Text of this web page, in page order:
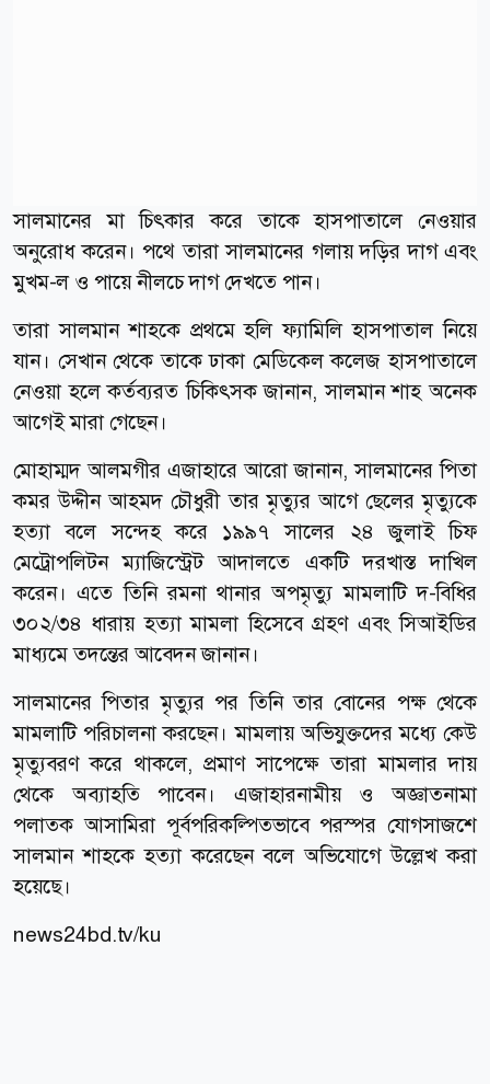
সালমানের মা চিৎকার করে তাকে হাসপাতালে নেওয়ার
অনুরোধ করেন। পথে তারা সালমানের গলায় দড়ির দাগ এবং
মুখম-ল ও পায়ে নীলচে দাগ দেখতে পান।
তারা সালমান শাহকে প্রথমে হলি ফ্যামিলি হাসপাতাল নিয়ে
যান। সেখান থেকে তাকে ঢাকা মেডিকেল কলেজ হাসপাতালে
নেওয়া হলে কর্তব্যরত চিকিৎসক জানান, সালমান শাহ অনেক
আগেই মারা গেছেন।
মোহাম্মদ আলমগীর এজাহারে আরো জানান, সালমানের পিতা
কমর উদ্দীন আহমদ চৌধুরী তার মৃত্যুর আগে ছেলের মৃত্যুকে
হত্যা বলে সন্দেহ করে ১৯৯৭ সালের ২৪ জুলাই চিফ
মেট্রোপলিটন ম্যাজিস্ট্রেট আদালতে একটি দরখাস্ত দাখিল
করেন। এতে তিনি রমনা থানার অপমৃত্যু মামলাটি দ-বিধির
৩০২/৩৪ ধারায় হত্যা মামলা হিসেবে গ্রহণ এবং সিআইডির
মাধ্যমে তদন্তের আবেদন জানান।
সালমানের পিতার মৃত্যুর পর তিনি তার বোনের পক্ষ থেকে
মামলাটি পরিচালনা করছেন। মামলায় অভিযুক্তদের মধ্যে কেউ
মৃত্যুবরণ করে থাকলে, প্রমাণ সাপেক্ষে তারা মামলার দায়
থেকে অব্যাহতি পাবেন। এজাহারনামীয় ও অজ্ঞাতনামা
পলাতক আসামিরা পূর্বপরিকল্পিতভাবে পরস্পর যোগসাজশে
সালমান শাহকে হত্যা করেছেন বলে অভিযোগে উল্লেখ করা
হয়েছে।
news24bd.tv/ku